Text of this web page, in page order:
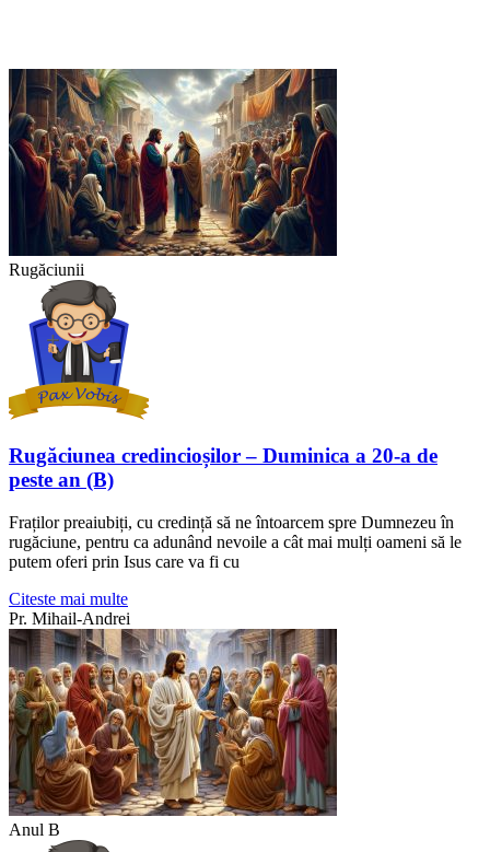
Rugăciunii
Rugăciunea credincioșilor – Duminica a 20-a de
peste an (B)
Fraților preaiubiți, cu credință să ne întoarcem spre Dumnezeu în
rugăciune, pentru ca adunând nevoile a cât mai mulți oameni să le
putem oferi prin Isus care va fi cu
Citeste mai multe
Pr. Mihail-Andrei
Anul B